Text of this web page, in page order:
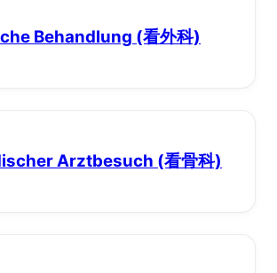
Behandlung (看外科)
Arztbesuch (看骨科)